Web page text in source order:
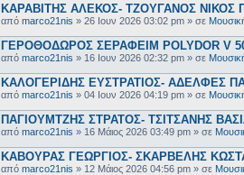
ΚΑΡΑΒΙΤΗΣ ΑΛΕΚΟΣ- ΤΖΟΥΓΑΝΟΣ ΝΙΚΟΣ
από marco21nis » 26 Ιουν 2026 03:02 pm » σε
ΓΕΡΟΘΟΔΩΡΟΣ ΣΕΡΑΦΕΙΜ POLYDOR V
από marco21nis » 16 Ιουν 2026 02:32 pm » σε
ΚΑΛΟΓΕΡΙΔΗΣ ΕΥΣΤΡΑΤΙΟΣ- ΑΔΕΛΦΕΣ
από marco21nis » 04 Ιουν 2026 04:19 pm » σε
ΠΑΓΙΟΥΜΤΖΗΣ ΣΤΡΑΤΟΣ- ΤΣΙΤΣΑΝΗΣ
από marco21nis » 16 Μάιος 2026 03:49 pm » σε
ΚΑΒΟΥΡΑΣ ΓΕΩΡΓΙΟΣ- ΣΚΑΡΒΕΛΗΣ
από marco21nis » 12 Μάιος 2026 04:56 pm » σε